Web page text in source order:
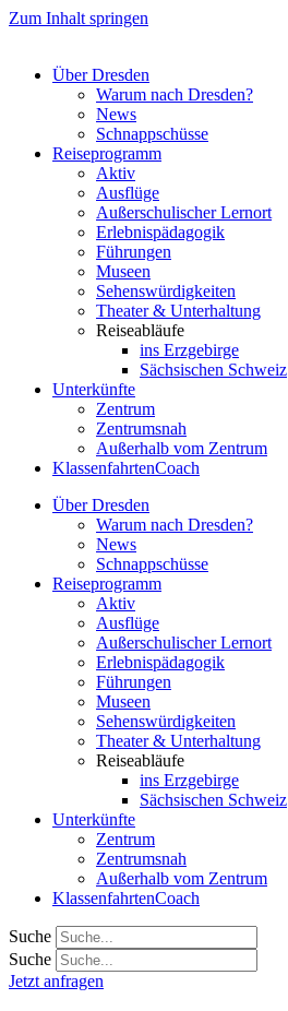
Zum Inhalt springen
Über Dresden
Warum nach Dresden?
News
Schnappschüsse
Reiseprogramm
Aktiv
Ausflüge
Außerschulischer Lernort
Erlebnispädagogik
Führungen
Museen
Sehenswürdigkeiten
Theater & Unterhaltung
Reiseabläufe
ins Erzgebirge
Sächsischen Schweiz
Unterkünfte
Zentrum
Zentrumsnah
Außerhalb vom Zentrum
KlassenfahrtenCoach
Über Dresden
Warum nach Dresden?
News
Schnappschüsse
Reiseprogramm
Aktiv
Ausflüge
Außerschulischer Lernort
Erlebnispädagogik
Führungen
Museen
Sehenswürdigkeiten
Theater & Unterhaltung
Reiseabläufe
ins Erzgebirge
Sächsischen Schweiz
Unterkünfte
Zentrum
Zentrumsnah
Außerhalb vom Zentrum
KlassenfahrtenCoach
Suche
Suche
Jetzt anfragen